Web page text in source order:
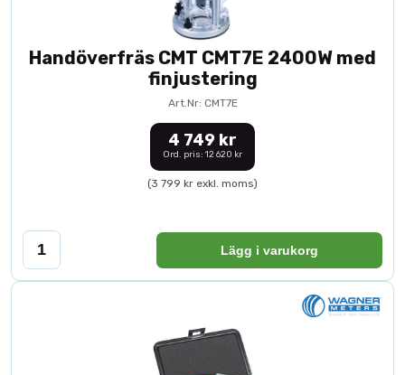
Handöverfräs CMT CMT7E 2400W med
finjustering
Art.Nr: CMT7E
4 749 kr
Ord. pris: 12 620 kr
(3 799 kr exkl. moms)
Lägg i varukorg